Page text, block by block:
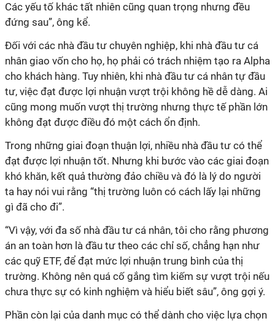
Các yếu tố khác tất nhiên cũng quan trọng nhưng đều
đứng sau”, ông kể.
Đối với các nhà đầu tư chuyên nghiệp, khi nhà đầu tư cá
nhân giao vốn cho họ, họ phải có trách nhiệm tạo ra Alpha
cho khách hàng. Tuy nhiên, khi nhà đầu tư cá nhân tự đầu
tư, việc đạt được lợi nhuận vượt trội không hề dễ dàng. Ai
cũng mong muốn vượt thị trường nhưng thực tế phần lớn
không đạt được điều đó một cách ổn định.
Trong những giai đoạn thuận lợi, nhiều nhà đầu tư có thể
đạt được lợi nhuận tốt. Nhưng khi bước vào các giai đoạn
khó khăn, kết quả thường đảo chiều và đó là lý do người
ta hay nói vui rằng “thị trường luôn có cách lấy lại những
gì đã cho đi”.
“Vì vậy, với đa số nhà đầu tư cá nhân, tôi cho rằng phương
án an toàn hơn là đầu tư theo các chỉ số, chẳng hạn như
các quỹ ETF, để đạt mức lợi nhuận trung bình của thị
trường. Không nên quá cố gắng tìm kiếm sự vượt trội nếu
chưa thực sự có kinh nghiệm và hiểu biết sâu”, ông gợi ý.
Phần còn lại của danh mục có thể dành cho việc lựa chọn